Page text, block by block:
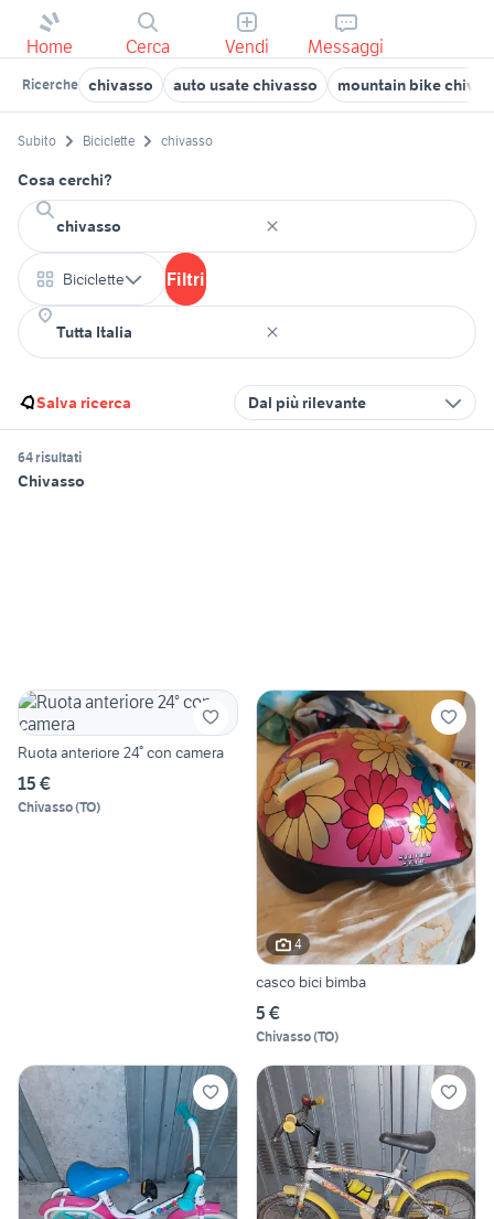
Home Cerca Vendi Messaggi
Ricerche chivasso auto usate chivasso mountain bike
Subito Biciclette chivasso
Cosa cerchi?
Biciclette Filtri
Salva ricerca Dal più rilevante
64 risultati
Chivasso
Ruota anteriore 24° con camera
15 €
Chivasso(TO)
4
casco bici bimba
5 €
Chivasso(TO)